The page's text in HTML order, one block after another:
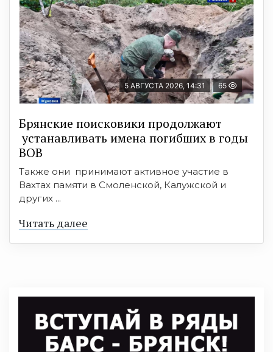
5 АВГУСТА 2026, 14:31 65
Брянские поисковики продолжают
устанавливать имена погибших в годы
ВОВ
Также они принимают активное участие в
Вахтах памяти в Смоленской, Калужской и
других ...
Читать далее